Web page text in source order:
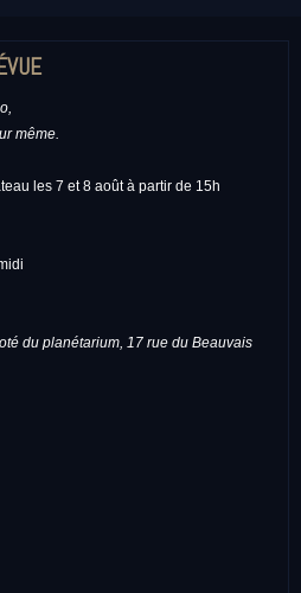
même.
les 7 et 8 août à partir de 15h
du planétarium, 17 rue du Beauvais